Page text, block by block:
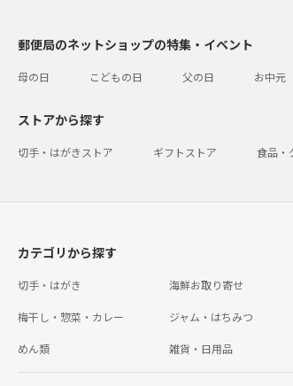
郵便局のネットショップの特集・イベント
母の日 こどもの日 父の日 お中元
ストアから探す
切手・はがきストア ギフトストア 食品・
カテゴリから探す
切手・はがき 海鮮お取り寄せ
梅干し・惣菜・カレー ジャム・はちみつ
めん類 雑貨・日用品